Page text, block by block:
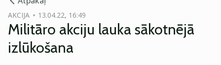
AKCIJA 13.04.22, 16:49
Militāro akciju lauka sākotnējā
izlūkošana